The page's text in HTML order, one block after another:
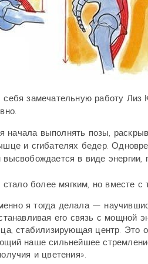
замечательную работу Лиз
начала выполнять позы,
и сгибателях бедер.
в виде энергии,
более мягким, но вместе
я тогда делала —
его связь с
стабилизирующая центр. Это
наше сильнейшее
и цветения».